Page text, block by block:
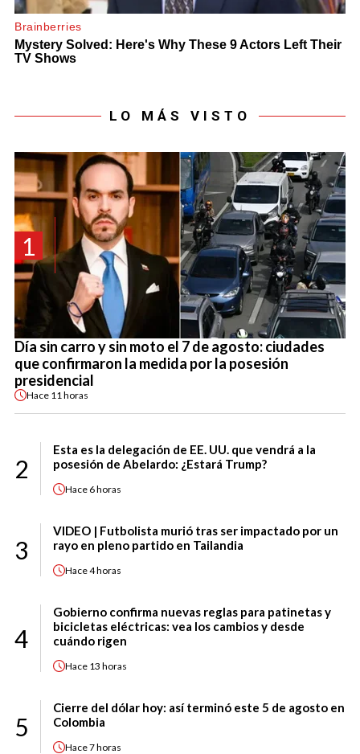
LO MÁS VISTO
1
Día sin carro y sin moto el 7 de agosto: ciudades
que confirmaron la medida por la posesión
presidencial
Hace 11 horas
2
Esta es la delegación de EE. UU. que vendrá a la
posesión de Abelardo: ¿Estará Trump?
Hace 6 horas
3
VIDEO | Futbolista murió tras ser impactado por un
rayo en pleno partido en Tailandia
Hace4 horas
4
Gobierno confirma nuevas reglas para patinetas y
bicicletas eléctricas: vea los cambios y desde
cuándo rigen
Hace 13 horas
5
Cierre del dólar hoy: así terminó este 5 de agosto en
Colombia
Hace7 horas